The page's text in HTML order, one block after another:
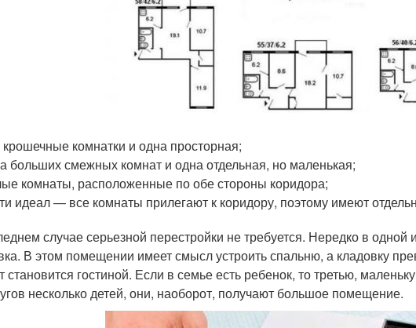
комнатки и одна просторная;
больших смежных комнат и одна отдельная, но маленькая;
комнаты, расположенные по обе стороны коридора;
идеал — все комнаты прилегают к коридору, поэтому имеют
случае серьезной перестройки не требуется. Нередко в одной
В этом помещении имеет смысл устроить спальню, а кладовку
становится гостиной. Если в семье есть ребенок, то третью,
несколько детей, они, наоборот, получают большое помещение.